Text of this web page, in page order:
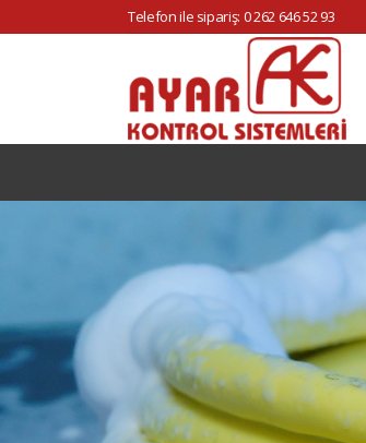
Telefon ile sipariş: 0 262 646 52 93